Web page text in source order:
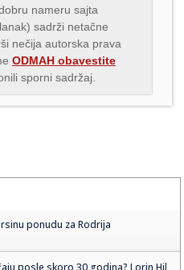
nameru sajta
sadrži netačne
nečija autorska prava
ODMAH obavestite
sporni sadržaj.
ponudu za Rodrija
posle skoro 30 godina? Lorin Hil